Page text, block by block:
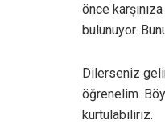
önce
bulunuyor.
Dilerseniz
öğrenelim.
kurtulabiliriz.